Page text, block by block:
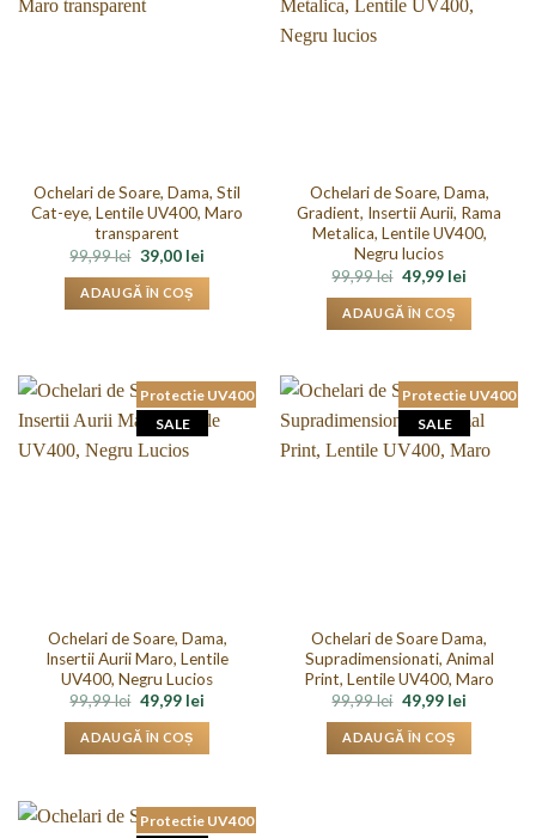
Ochelari de Soare, Dama, Stil
Cat-eye, Lentile UV400, Maro
transparent
99,99lei Prețul
inițial
a
fost:
39,00 leiPrețul
ADAUGĂ ÎN COȘ
Ochelari de Soare, Dama,
Gradient, Insertii Aurii, Rama
Metalica, Lentile UV400,
Negru lucios
99,99lei Prețul
inițial
a
fost:
49,99 leiPrețul
ADAUGĂ ÎN COȘ
Ochelari de Soare, Dama,
Insertii Aurii Maro, Lentile
UV400, Negru Lucios
99,99lei Prețul
inițial
a
fost:
49,99 leiPrețul
ADAUGĂ ÎN COȘ
Protectie UV400
SALE
Ochelari de Soare Dama,
Supradimensionati, Animal
Print, Lentile UV400, Maro
99,99lei Prețul
inițial
a
fost:
49,99 leiPrețul
ADAUGĂ ÎN COȘ
Protectie UV400
SALE
Protectie UV400